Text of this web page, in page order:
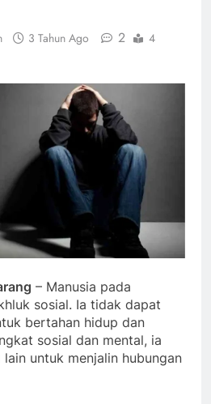
3 Tahun Ago 2
4
– Manusia pada
sosial. Ia tidak dapat
bertahan hidup dan
sosial dan mental, ia
untuk menjalin hubungan